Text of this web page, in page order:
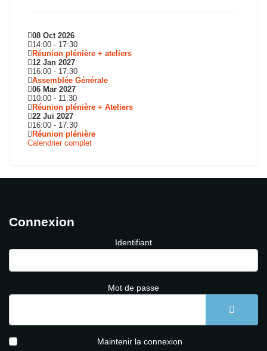
08 Oct 2026
14:00 - 17:30
Réunion plénière + ateliers
12 Jan 2027
16:00 - 17:30
Assemblée Générale
06 Mar 2027
10:00 - 11:30
Réunion plénière + Ateliers
22 Jui 2027
16:00 - 17:30
Réunion plénière
Calendrier complet
Connexion
Identifiant
Mot de passe
Maintenir la connexion